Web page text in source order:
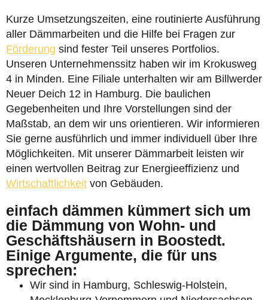
Kurze Umsetzungszeiten, eine routinierte Ausführung
aller Dämmarbeiten und die Hilfe bei Fragen zur
Förderung sind fester Teil unseres Portfolios.
Unseren Unternehmenssitz haben wir im Krokusweg
4 in Minden. Eine Filiale unterhalten wir am Billwerder
Neuer Deich 12 in Hamburg. Die baulichen
Gegebenheiten und Ihre Vorstellungen sind der
Maßstab, an dem wir uns orientieren. Wir informieren
Sie gerne ausführlich und immer individuell über Ihre
Möglichkeiten. Mit unserer Dämmarbeit leisten wir
einen wertvollen Beitrag zur Energieeffizienz und
Wirtschaftlichkeit von Gebäuden.
einfach dämmen kümmert sich um
die Dämmung von Wohn- und
Geschäftshäusern in Boostedt.
Einige Argumente, die für uns
sprechen:
Wir sind in Hamburg, Schleswig-Holstein,